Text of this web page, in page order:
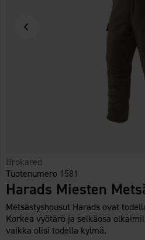
Brokared
Tuotenumero 1581
Harads Miesten
Metsästyshousut Harads ovat
Korkea vyötärö ja selkäosa
vaikka olisi todella kylmä.